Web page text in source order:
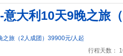
大利10天9晚之旅
行程天数：